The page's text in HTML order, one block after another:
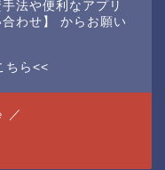
法や便利なアプリ
わせ】
からお願い
ちら<<
／